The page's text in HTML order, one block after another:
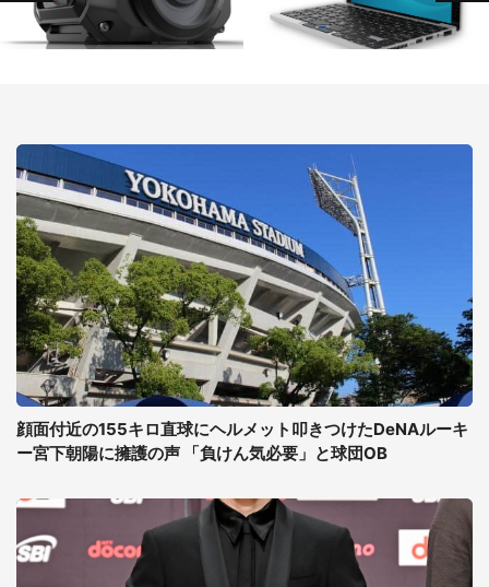
顔面付近の155キロ直球にヘルメット叩きつけたDeNAルーキ
ー宮下朝陽に擁護の声 「負けん気必要」と球団OB